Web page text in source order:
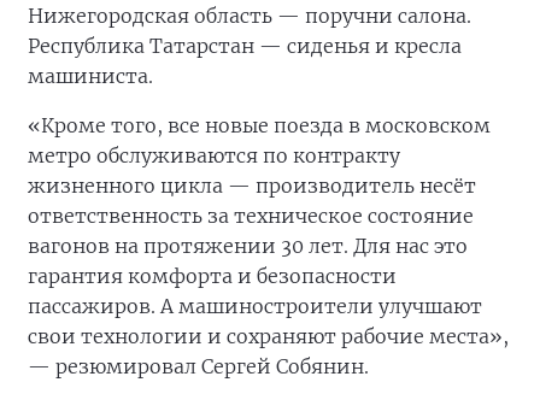
Нижегородская область — поручни салона.
Республика Татарстан — сиденья и кресла
машиниста.
«Кроме того, все новые поезда в московском
метро обслуживаются по контракту
жизненного цикла — производитель несёт
ответственность за техническое состояние
вагонов на протяжении 30 лет. Для нас это
гарантия комфорта и безопасности
пассажиров. А машиностроители улучшают
свои технологии и сохраняют рабочие места»,
— резюмировал Сергей Собянин.